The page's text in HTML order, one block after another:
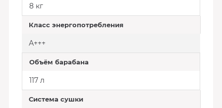
8 кг
Класс энергопотребления
А+++
Объём барабана
117 л
Система сушки